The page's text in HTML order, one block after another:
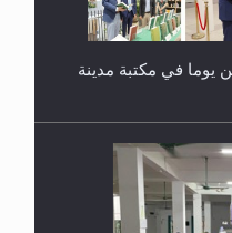
يوما في مكتبة مدينة